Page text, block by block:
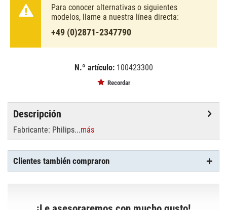
Para conocer alternativas o siguientes
modelos, llame a nuestra línea directa:
+49 (0)2871-2347790
N.º artículo: 100423300
Recordar
Descripción
Fabricante: Philips...más
Clientes también compraron